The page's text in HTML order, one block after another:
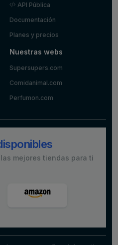
API Pública
Documentación
Planes y precios
Nuestras webs
Supersupers.com
Comidanimal.com
Perfumon.com
mejores tiendas para ti